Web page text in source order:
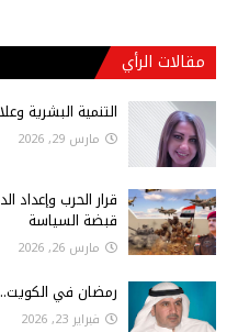
مقالات الرأي
التنمية البشرية
مارس 29, 2026
قرار الحرب
قبضة السياسة
مارس 26, 2026
رمضان في الكويت..
فبراير 23, 2026